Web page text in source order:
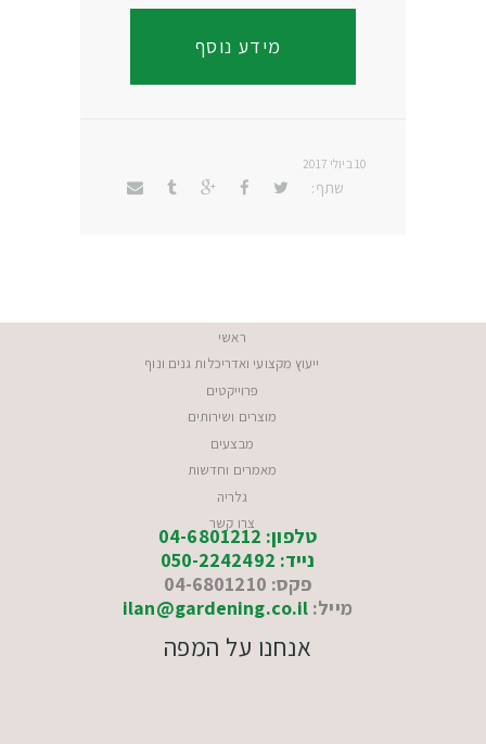
מידע נוסף
10 ביולי 2017
שתף:
ראשי
ייעוץ מקצועי ואדריכלות גנים ונוף
פרוייקטים
מוצרים ושירותים
מבצעים
מאמרים וחדשות
גלריה
צרו קשר
טלפון: 04-6801212
נייד: 050-2242492
פקס: 04-6801210
מייל: ilan@gardening.co.il
אנחנו על המפה